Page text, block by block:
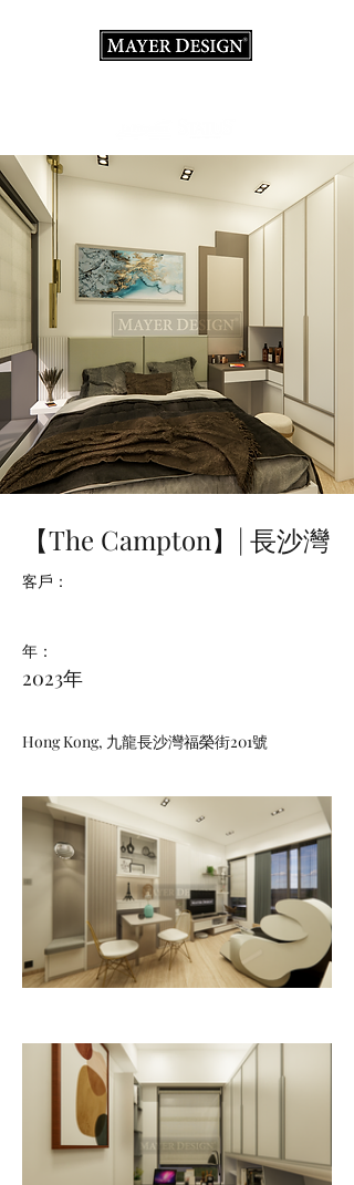
【The Campton】| 長沙灣
客戶：
年：
2023年
Hong Kong, 九龍長沙灣福榮街201號